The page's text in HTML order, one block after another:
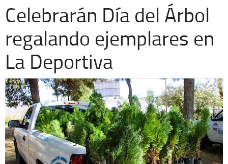
Cronos
Economía
Espectáculos
Extra +
Celebrarán Día del Árbol
regalando ejemplares en
La Deportiva